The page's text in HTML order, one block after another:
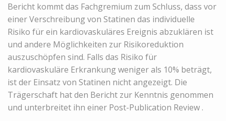
Bericht kommt das Fachgremium zum Schluss, dass vor
einer Verschreibung von Statinen das individuelle
Risiko für ein kardiovaskuläres Ereignis abzuklären ist
und andere Möglichkeiten zur Risikoreduktion
auszuschöpfen sind. Falls das Risiko für
kardiovaskuläre Erkrankung weniger als 10% beträgt,
ist der Einsatz von Statinen nicht angezeigt. Die
Trägerschaft hat den Bericht zur Kenntnis genommen
und unterbreitet ihn einer Post-Publication Review .